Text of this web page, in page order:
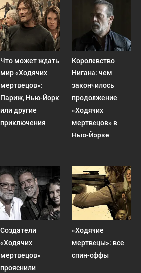
Что может ждать
мир «Ходячих
мертвецов»:
Париж, Нью-Йорк
или другие
приключения
Королевство
Нигана: чем
закончилось
продолжение
«Ходячих
мертвецов» в
Нью-Йорке
Создатели
«Ходячих
мертвецов»
прояснили
«Ходячие
мертвецы»: все
спин-оффы